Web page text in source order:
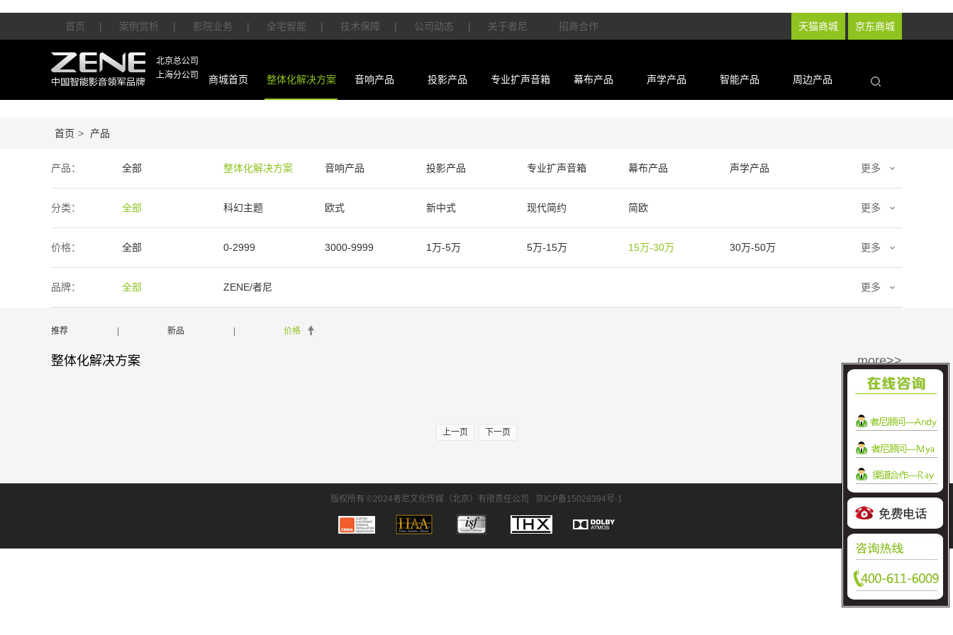
天猫商城 京东商城
首页 | 案例赏析 | 影院业务 | 全宅智能 | 技术保障 | 公司动态 | 关于者尼 招商合作
北京总公司
上海分公司
商城首页 整体化解决方案 音响产品 投影产品 专业扩声音箱 幕布产品 声学产品 智能产品 周边产品
首页 > 产品
产品： 全部 整体化解决方案 音响产品 投影产品 专业扩声音箱 幕布产品 声学产品
智能产品 周边产品
更多
分类： 全部 科幻主题 欧式 新中式 现代简约 简欧 更多
价格： 全部 0-2999 3000-9999 1万-5万 5万-15万 15万-30万 30万-50万
50万-100万 100万以上
更多
品牌： 全部 ZENE/者尼 更多
推荐 新品 价格
整体化解决方案 more>>
上一页 下一页
版权所有 ©2024者尼文化传媒（北京）有限责任公司 京ICP备15028394号-1